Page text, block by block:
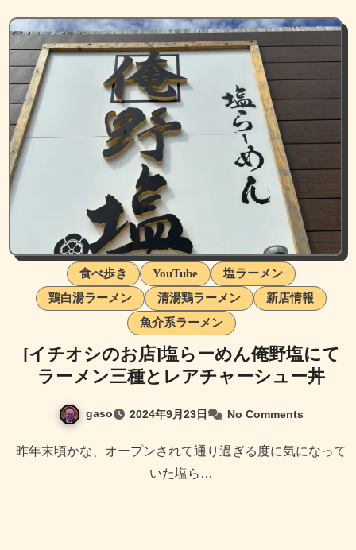
食べ歩き YouTube
塩ラーメン
鶏白湯ラーメン
清湯鶏ラーメン
新店情報
魚介系ラーメン
[イチオシのお店]塩らーめん俺野塩にて
ラーメン三種とレアチャーシュー丼
gaso 2024年9月23日 No Comments
昨年末頃かな、オープンされて通り過ぎる度に気になって
いた塩ら…